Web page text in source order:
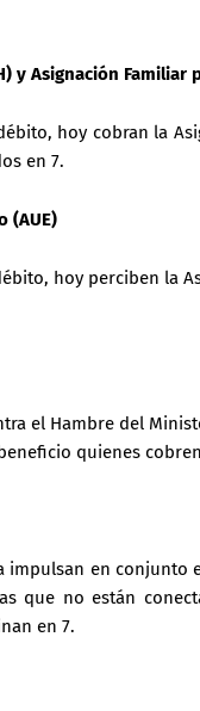
y Asignación Familiar
hoy cobran la
en 7.
(AUE)
hoy perciben la
el Hambre del
quienes
impulsan en
que no están
en 7.